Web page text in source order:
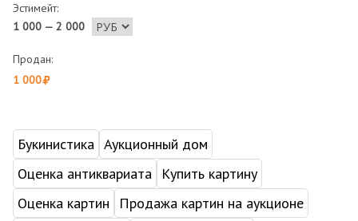
Эстимейт:
1 000 — 2 000
Продан:
1 000
Букинистика Аукционный дом
Оценка антиквариата
Купить картину
Оценка картин
Продажа картин на аукционе